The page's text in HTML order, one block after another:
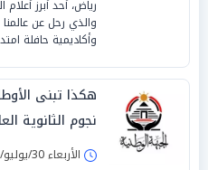
رياض، أحد أبرز
والذي رحل عن
وأكاديمية حافلة
هكذا تبنى
نجوم الثانوية
الأربعاء 30/يوليو/2025 - 02:18 م